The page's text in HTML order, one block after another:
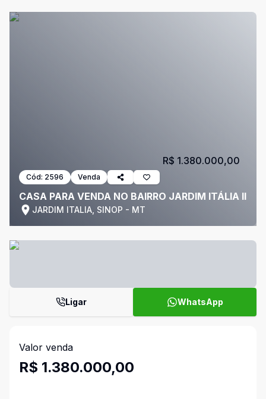
Cód: 2596 Venda
CASA PARA VENDA NO BAIRRO JARDIM ITÁLIA II
JARDIM ITALIA, SINOP - MT
R$ 1.380.000,00
Ligar WhatsApp
Valor venda
R$ 1.380.000,00